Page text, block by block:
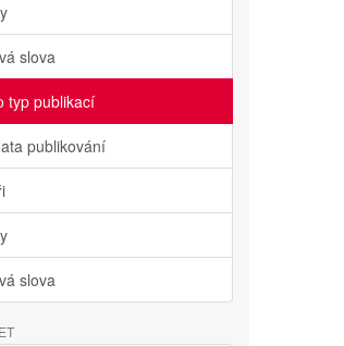
slova
typ publikací
publikování
slova